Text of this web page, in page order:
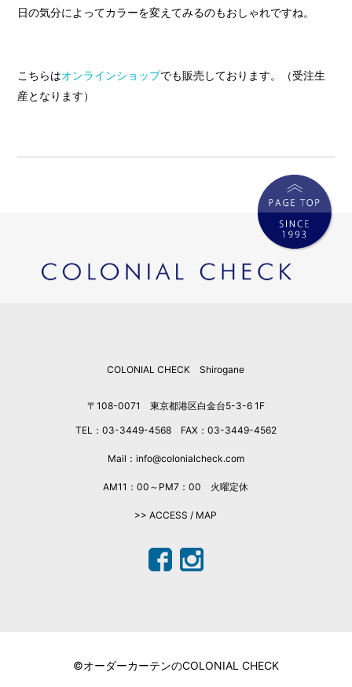
日の気分によってカラーを変えてみるのもおしゃれですね。
こちらはオンラインショップでも販売しております。（受注生
産となります）
COLONIAL CHECK Shirogane
〒108-0071 東京都港区白金台5-3-6 1F
TEL：03-3449-4568 FAX：03-3449-4562
Mail：info@colonialcheck.com
AM11：00～PM7：00 火曜定休
>> ACCESS / MAP
©オーダーカーテンのCOLONIAL CHECK